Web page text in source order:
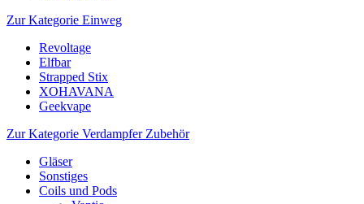
Zur Kategorie Einweg
Revoltage
Elfbar
Strapped Stix
XOHAVANA
Geekvape
Zur Kategorie Verdampfer Zubehör
Gläser
Sonstiges
Coils und Pods